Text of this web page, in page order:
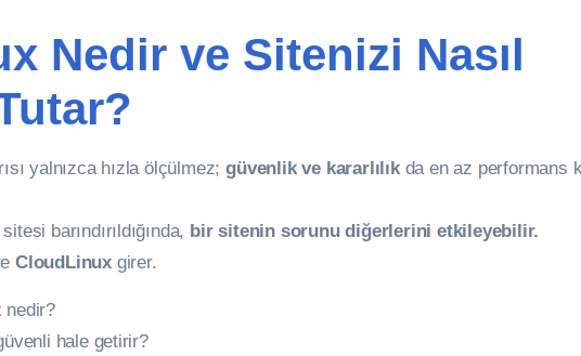
Nedir ve Sitenizi Nasıl
yalnızca hızla ölçülmez;güvenlik ve kararlılıkda en az performans
barındırıldığında, bir sitenin sorunu diğerlerini etkileyebilir.
CloudLinuxgirer.
nedir?
hale getirir?